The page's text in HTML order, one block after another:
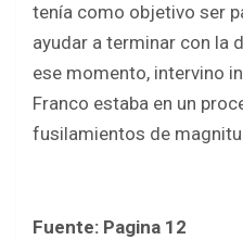
tenía como objetivo ser
ayudar a terminar con la
ese momento, intervino
Franco estaba en un
fusilamientos de
Fuente: Pagina 12